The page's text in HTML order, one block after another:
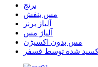
برنج
مس بنفش
آلیاژ برنز
آلیاژ مس
مس بدون اکسیژن
شده توسط فسفر